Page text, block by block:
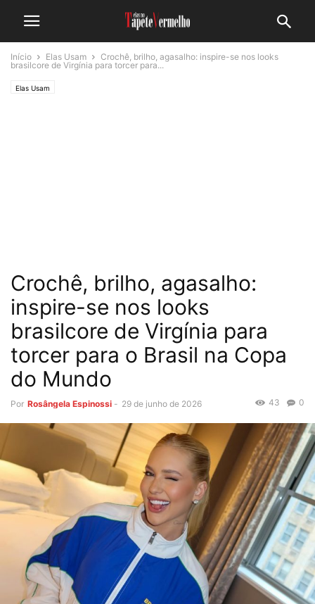
Início Elas Usam
Crochê, brilho, agasalho: inspire-se nos looks
brasilcore de Virgínia para torcer para...
Elas Usam
Crochê, brilho, agasalho:
inspire-se nos looks
brasilcore de Virgínia para
torcer para o Brasil na Copa
do Mundo
Por Rosângela Espinossi - 29 de junho de 2026 0
43